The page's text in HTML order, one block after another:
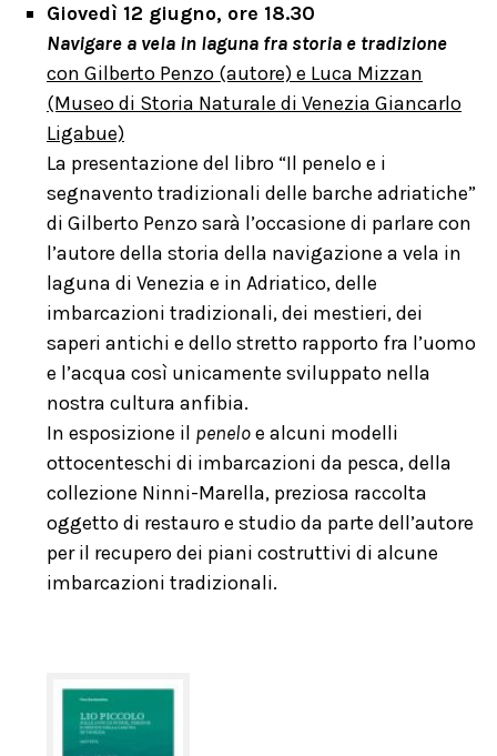
Giovedì 12 giugno, ore 18.30
Navigare a vela in laguna fra storia e tradizione
con Gilberto Penzo (autore) e Luca Mizzan
(Museo di Storia Naturale di Venezia Giancarlo
Ligabue)
La presentazione del libro “Il penelo e i
segnavento tradizionali delle barche adriatiche”
di Gilberto Penzo sarà l’occasione di parlare con
l’autore della storia della navigazione a vela in
laguna di Venezia e in Adriatico, delle
imbarcazioni tradizionali, dei mestieri, dei
saperi antichi e dello stretto rapporto fra l’uomo
e l’acqua così unicamente sviluppato nella
nostra cultura anfibia.
In esposizione il peneloe alcuni modelli
ottocenteschi di imbarcazioni da pesca, della
collezione Ninni-Marella, preziosa raccolta
oggetto di restauro e studio da parte dell’autore
per il recupero dei piani costruttivi di alcune
imbarcazioni tradizionali.